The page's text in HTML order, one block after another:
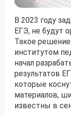
В 2023 году
ЕГЭ, не будут
Такое
институтом
начал
результатов
которые
материалов,
известны в
Даю
данныхи
Даю
данных и